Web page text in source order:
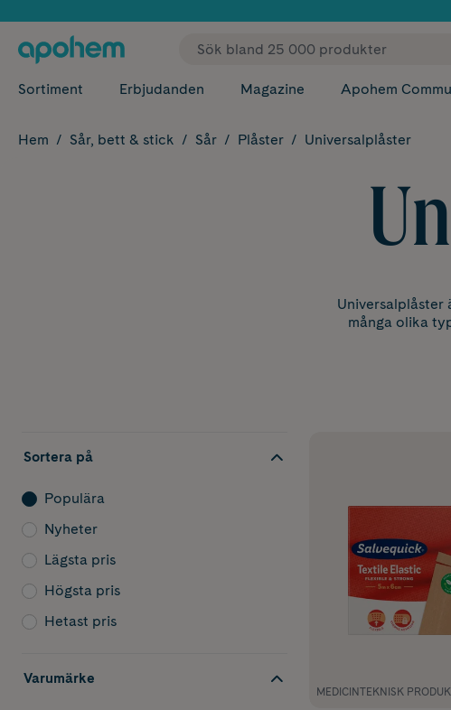
✓ Fri frakt
Sortiment Erbjudanden Magazine Apohem
Hem Sår, bett & stick Sår Plåster Universalplåster
Universalplåster
många olika
Sortera på
Populära
Nyheter
Lägsta pris
Högsta pris
Hetast pris
Varumärke
MEDICINTEKNISK